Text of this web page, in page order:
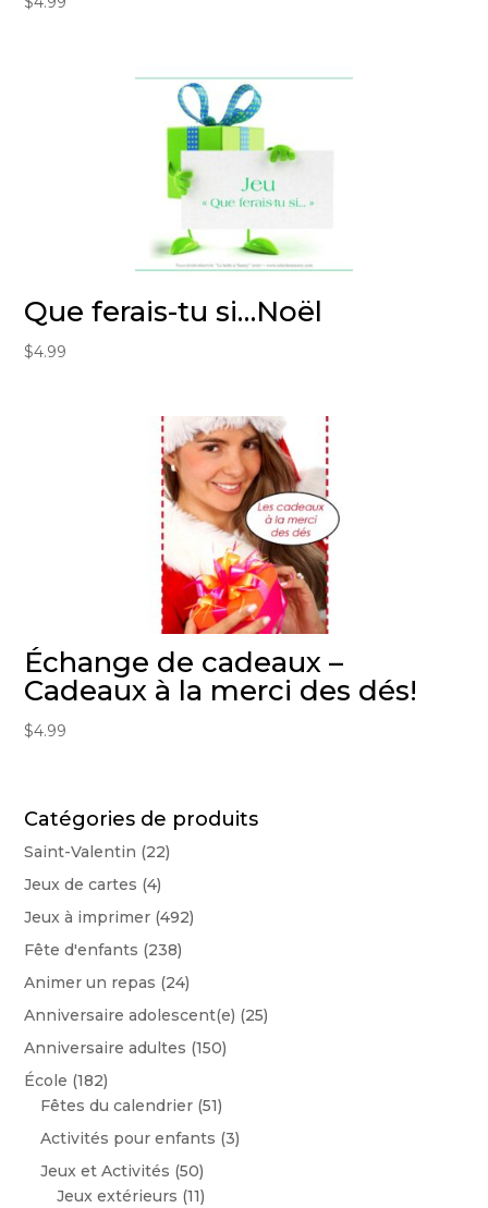
Que ferais-tu si…Noël
$4.99
Échange de cadeaux –
Cadeaux à la merci des dés!
$4.99
Catégories de produits
Saint-Valentin (22)
Jeux de cartes (4)
Jeux à imprimer (492)
Fête d'enfants (238)
Animer un repas (24)
Anniversaire adolescent(e) (25)
Anniversaire adultes (150)
École (182)
Fêtes du calendrier (51)
Activités pour enfants (3)
Jeux et Activités (50)
Jeux extérieurs (11)